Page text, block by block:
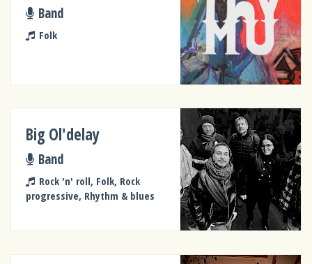
Band
Folk
Big Ol'delay
Band
Rock 'n' roll, Folk, Rock
progressive, Rhythm & blues